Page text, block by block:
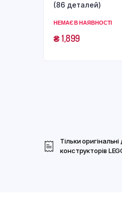
(86 деталей)
НЕМАЄ В НАЯВНОСТІ
₴1,899
Тільки оригінальні
конструкторів